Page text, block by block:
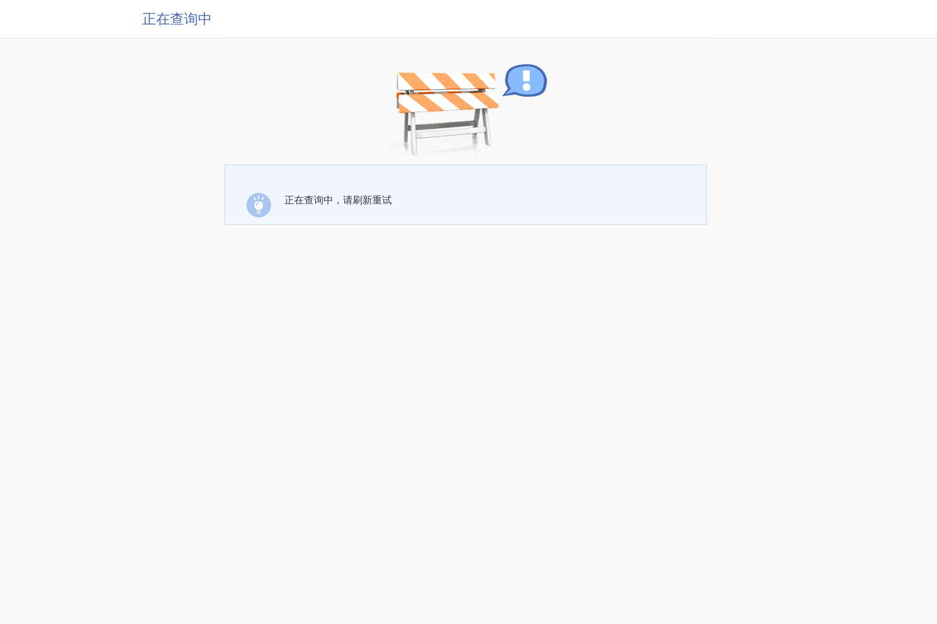
正在查询中
正在查询中，请刷新重试